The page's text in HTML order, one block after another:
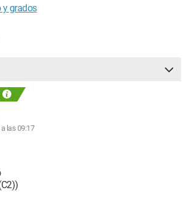
grados
las 09:17